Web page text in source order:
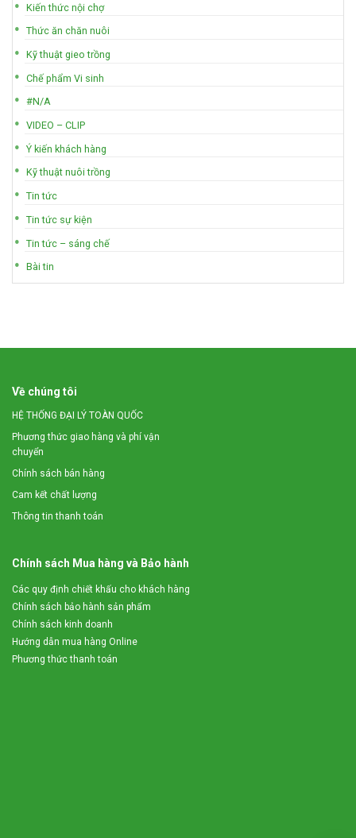
Kiến thức nội chợ
Thức ăn chăn nuôi
Kỹ thuật gieo trồng
Chế phẩm Vi sinh
#N/A
VIDEO – CLIP
Ý kiến khách hàng
Kỹ thuật nuôi trồng
Tin tức
Tin tức sự kiện
Tin tức – sáng chế
Bài tin
Về chúng tôi
HỆ THỐNG ĐẠI LÝ TOÀN QUỐC
Phương thức giao hàng và phí vận
chuyển
Chính sách bán hàng
Cam kết chất lượng
Thông tin thanh toán
Chính sách Mua hàng và Bảo hành
Các quy định chiết khấu cho khách hàng
Chính sách bảo hành sản phẩm
Chính sách kinh doanh
Hướng dẫn mua hàng Online
Phương thức thanh toán